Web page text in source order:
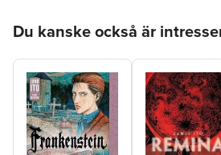
Du kanske också är